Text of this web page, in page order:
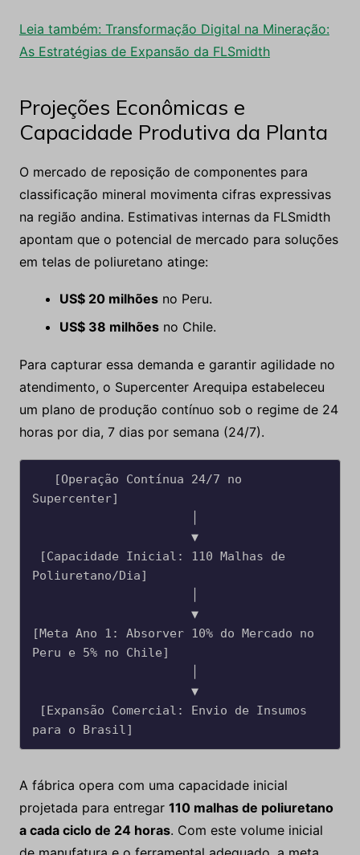
Leia também: Transformação Digital na Mineração:
As Estratégias de Expansão da FLSmidth
Projeções Econômicas e
Capacidade Produtiva da Planta
O mercado de reposição de componentes para
classificação mineral movimenta cifras expressivas
na região andina. Estimativas internas da FLSmidth
apontam que o potencial de mercado para soluções
em telas de poliuretano atinge:
US$ 20 milhõesno Peru.
US$ 38 milhõesno Chile.
Para capturar essa demanda e garantir agilidade no
atendimento, o Supercenter Arequipa estabeleceu
um plano de produção contínuo sob o regime de 24
horas por dia, 7 dias por semana (24/7).
Supercenter]
Poliuretano/Dia]
[Meta Ano 1: Absorver 10% do Mercado no
Peru e 5% no Chile]
A fábrica opera com uma capacidade inicial
projetada para entregar 110 malhas de poliuretano
a cada ciclo de 24 horas. Com este volume inicial